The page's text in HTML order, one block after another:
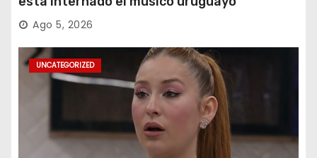
Ago 5, 2026
UNCATEGORIZED